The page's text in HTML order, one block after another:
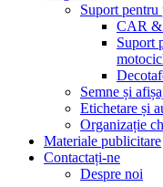
Suport pentru
CAR
Suport
Semne și
Etichetare și
Organizație
Materiale publicitare
Contactați-ne
Despre noi